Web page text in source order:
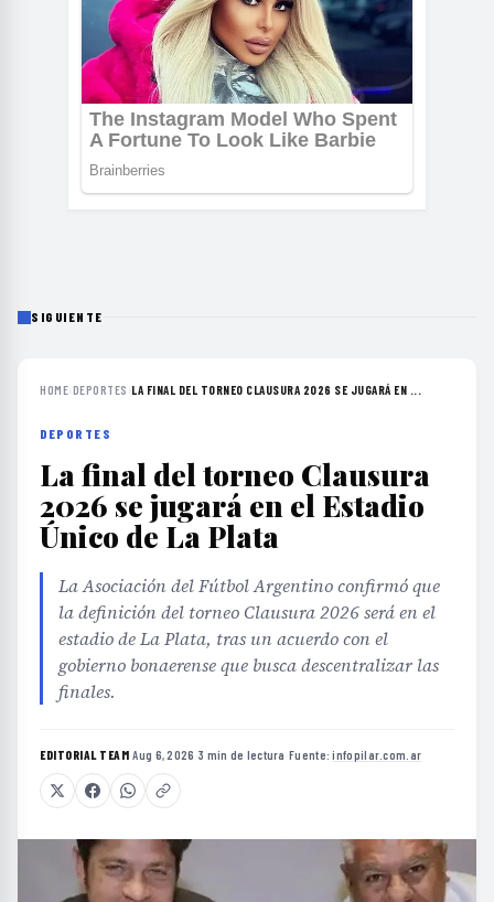
SIGUIENTE
HOME›DEPORTES ›LA FINAL DEL TORNEO CLAUSURA 2026 SE JUGARÁ EN ...
DEPORTES
La final del torneo Clausura
2026 se jugará en el Estadio
Único de La Plata
La Asociación del Fútbol Argentino confirmó que
la definición del torneo Clausura 2026 será en el
estadio de La Plata, tras un acuerdo con el
gobierno bonaerense que busca descentralizar las
finales.
EDITORIAL TEAM·Aug 6, 2026 ·3 min de lectura ·Fuente:infopilar.com.ar